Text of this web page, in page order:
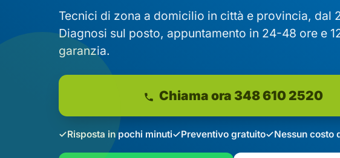
Tecnici di zona a domicilio in città e provincia, dal
Diagnosi sul posto, appuntamento in 24-48 ore e
garanzia.
Chiama ora 348 610 2520
Risposta in pochi minuti Preventivo gratuito Nessun costo